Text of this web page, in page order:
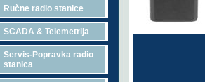
Ručne radio stanice
SCADA & Telemetrija
Servis-Popravka radio
stanica